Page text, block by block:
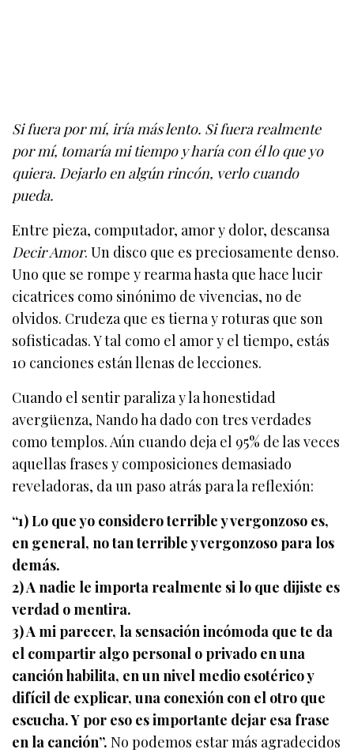
Si fuera por mí, iría más lento. Si fuera realmente
por mí, tomaría mi tiempo y haría con él lo que yo
quiera. Dejarlo en algún rincón, verlo cuando
pueda.
Entre pieza, computador, amor y dolor, descansa
Decir Amor. Un disco que es preciosamente denso.
Uno que se rompe y rearma hasta que hace lucir
cicatrices como sinónimo de vivencias, no de
olvidos. Crudeza que es tierna y roturas que son
sofisticadas. Y tal como el amor y el tiempo, estás
10 canciones están llenas de lecciones.
Cuando el sentir paraliza y la honestidad
avergüenza, Nando ha dado con tres verdades
como templos. Aún cuando deja el 95% de las veces
aquellas frases y composiciones demasiado
reveladoras, da un paso atrás para la reflexión:
“1) Lo que yo considero terrible y vergonzoso es,
en general, no tan terrible y vergonzoso para los
demás.
2) A nadie le importa realmente si lo que dijiste es
verdad o mentira.
3) A mi parecer, la sensación incómoda que te da
el compartir algo personal o privado en una
canción habilita, en un nivel medio esotérico y
difícil de explicar, una conexión con el otro que
escucha. Y por eso es importante dejar esa frase
en la canción”. No podemos estar más agradecidos